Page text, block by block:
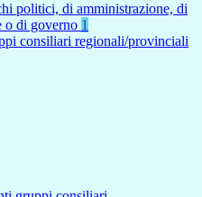
politici, di amministrazione, di
o di governo 1
consiliari regionali/provinciali